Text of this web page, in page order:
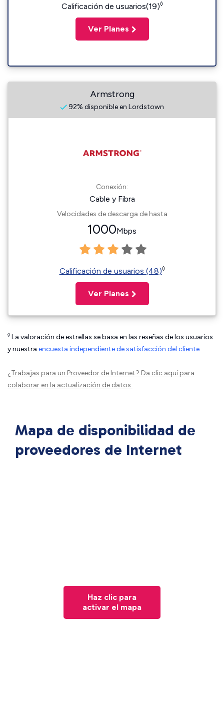
Calificación de usuarios(19)◊
Ver Planes
Armstrong
92% disponible en Lordstown
Conexión:
Cable y Fibra
Velocidades de descarga de hasta
1000Mbps
Calificación de usuarios (48)◊
Ver Planes
◊ La valoración de estrellas se basa en las reseñas de los usuarios
y nuestra encuesta independiente de satisfacción del cliente.
¿Trabajas para un Proveedor de Internet? Da clic aquípara
colaborar en la actualización de datos.
Mapa de disponibilidad de
proveedores de Internet
Haz clic para
activar el mapa